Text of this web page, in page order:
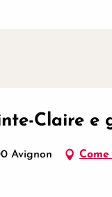
Claire e
Avignon